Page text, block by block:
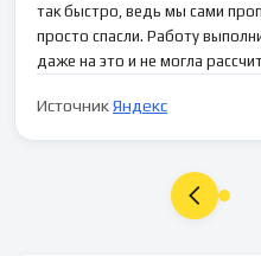
так быстро, ведь мы сами
просто спасли. Работу
даже на это и не могла
ИсточникЯндекс